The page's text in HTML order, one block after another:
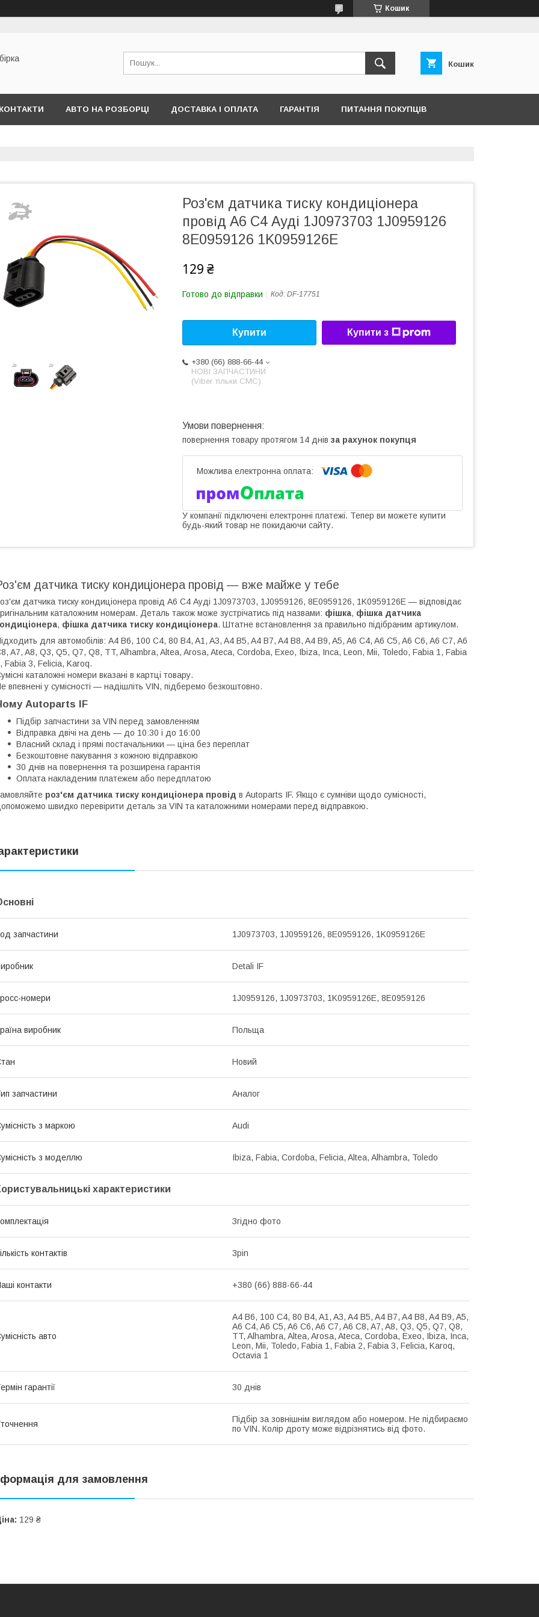
Кошик
Кошик
КОНТАКТИ АВТО НА РОЗБОРЦІ ДОСТАВКА І ОПЛАТА ГАРАНТІЯ ПИТАННЯ ПОКУПЦІВ
Роз'єм датчика тиску кондиціонера
провід А6 С4 Ауді 1J0973703 1J0959126
8E0959126 1K0959126E
129 ₴
Готово до відправки Код: DF-17751
Купити Купити з
+380 (66) 888-66-44
НОВІ ЗАПЧАСТИНИ
(Viber тільки СМС)
повернення товару протягом 14 днів за рахунок покупця
У компанії підключені електронні платежі. Тепер ви можете купити
будь-який товар не покидаючи сайту.
датчика тиску кондиціонера провід — вже майже у тебе
датчика тиску кондиціонера провід А6 С4 Ауді 1J0973703, 1J0959126, 8E0959126, 1K0959126E — відповідає
каталожним номерам. Деталь також може зустрічатись під назвами: фішка, фішка датчика
, фішка датчика тиску кондиціонера. Штатне встановлення за правильно підібраним артикулом.
для автомобілів: A4 B6, 100 C4, 80 B4, A1, A3, A4 B5, A4 B7, A4 B8, A4 B9, A5, A6 C4, A6 C5, A6 C6, A6 C7, A6
A7, A8, Q3, Q5, Q7, Q8, TT, Alhambra, Altea, Arosa, Ateca, Cordoba, Exeo, Ibiza, Inca, Leon, Mii, Toledo, Fabia 1, Fabia
Fabia 3, Felicia, Karoq.
каталожні номери вказані в картці товару.
впевнені у сумісності — надішліть VIN, підберемо безкоштовно.
Autoparts IF
Підбір запчастини за VIN перед замовленням
Відправка двічі на день — до 10:30 і до 16:00
Власний склад і прямі постачальники — ціна без переплат
Безкоштовне пакування з кожною відправкою
30 днів на повернення та розширена гарантія
Оплата накладеним платежем або передплатою
роз'єм датчика тиску кондиціонера провід в Autoparts IF. Якщо є сумніви щодо сумісності,
швидко перевірити деталь за VIN та каталожними номерами перед відправкою.
запчастини 1J0973703, 1J0959126, 8E0959126, 1K0959126E
Detali IF
номери 1J0959126, 1J0973703, 1K0959126E, 8E0959126
виробник Польща
Новий
запчастини Аналог
з маркою Audi
з моделлю Ibiza, Fabia, Cordoba, Felicia, Altea, Alhambra, Toledo
характеристики
Згідно фото
контактів 3pin
контакти +380 (66) 888-66-44
авто
A4 B6, 100 C4, 80 B4, A1, A3, A4 B5, A4 B7, A4 B8, A4 B9, A5,
A6 C4, A6 C5, A6 C6, A6 C7, A6 C8, A7, A8, Q3, Q5, Q7, Q8,
TT, Alhambra, Altea, Arosa, Ateca, Cordoba, Exeo, Ibiza, Inca,
Leon, Mii, Toledo, Fabia 1, Fabia 2, Fabia 3, Felicia, Karoq,
Octavia 1
гарантії 30 днів
Підбір за зовнішнім виглядом або номером. Не підбираємо
по VIN. Колір дроту може відрізнятись від фото.
для замовлення
129 ₴